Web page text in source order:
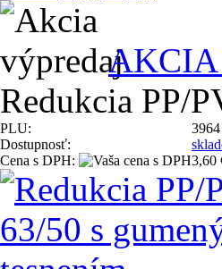
AKCIA
Redukcia PP/
PLU:
3964
Dostupnosť:
Cena s DPH:
3,60